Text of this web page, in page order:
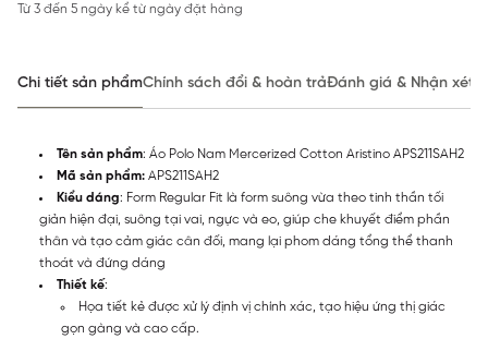
Từ 3 đến 5 ngày kể từ ngày đặt hàng
Chi tiết sản phẩmChính sách đổi & hoàn trảĐánh giá & Nhận xét
Tên sản phẩm: Áo Polo Nam Mercerized Cotton Aristino APS211SAH2
Mã sản phẩm: APS211SAH2
Kiểu dáng: Form Regular Fit là form suông vừa theo tinh thần tối
giản hiện đại, suông tại vai, ngực và eo, giúp che khuyết điểm phần
thân và tạo cảm giác cân đối, mang lại phom dáng tổng thể thanh
thoát và đứng dáng
Thiết kế:
Họa tiết kẻ được xử lý định vị chính xác, tạo hiệu ứng thị giác
gọn gàng và cao cấp.